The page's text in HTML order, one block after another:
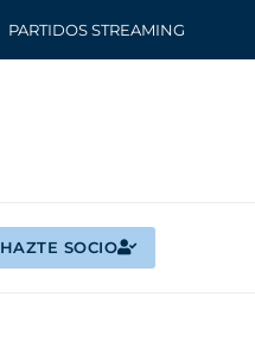
PARTIDOS STREAMING
HAZTE SOCIO